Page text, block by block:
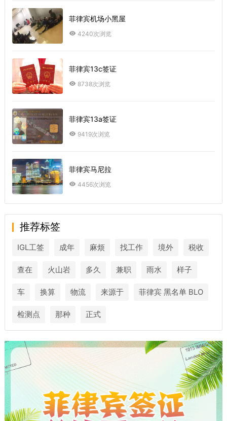
菲律宾机场小黑屋
4240次浏览
菲律宾13c签证
8738次浏览
菲律宾13a签证
9419次浏览
菲律宾马尼拉
4456次浏览
推荐标签
IGL工签 成年 麻烦 找工作 境外 税收
查在 火山岩 多久 兼职 雨水 样子
车 换算 物流 来源于 菲律宾 黑名单 BLO
检测点 那种 正式